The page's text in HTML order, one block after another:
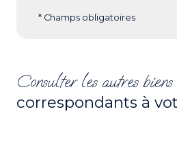
* Champs obligatoires
Consulter les autres biens
correspondants à